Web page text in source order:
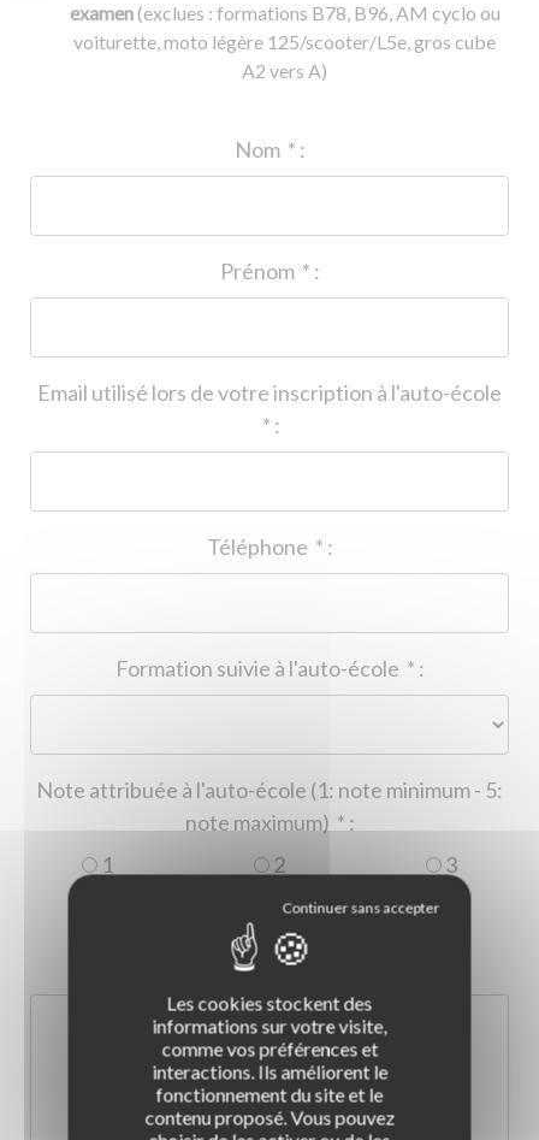
examen(exclues : formations B78, B96, AM cyclo ou
voiturette, moto légère 125/scooter/L5e, gros cube
A2 vers A)
* :
* :
Email utilisé lors de votre inscription à l'auto-école
* :
* :
* :
Note attribuée à l'auto-école (1: note minimum - 5:
* :
1
2
3
5
Les cookies stockent des
informations sur votre visite,
comme vos préférences et
interactions. Ils améliorent le
fonctionnement du site et le
contenu proposé. Vous pouvez